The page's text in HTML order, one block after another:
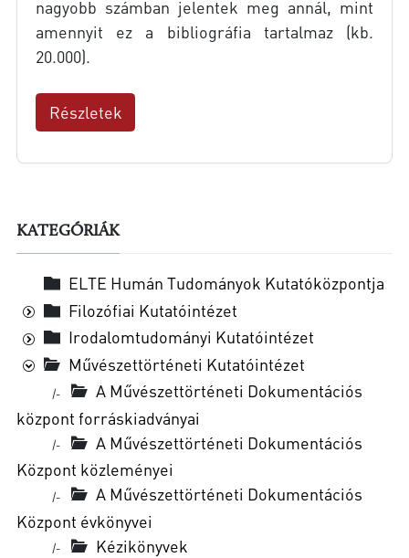
nagyobb számban jelentek meg annál, mint
amennyit ez a bibliográfia tartalmaz (kb.
20.000).
Részletek
KATEGÓRIÁK
ELTE Humán Tudományok Kutatóközpontja
Filozófiai Kutatóintézet
Irodalomtudományi Kutatóintézet
Művészettörténeti Kutatóintézet
|-
A Művészettörténeti Dokumentációs
központ forráskiadványai
|-
A Művészettörténeti Dokumentációs
Központ közleményei
|-
A Művészettörténeti Dokumentációs
Központ évkönyvei
|- Kézikönyvek